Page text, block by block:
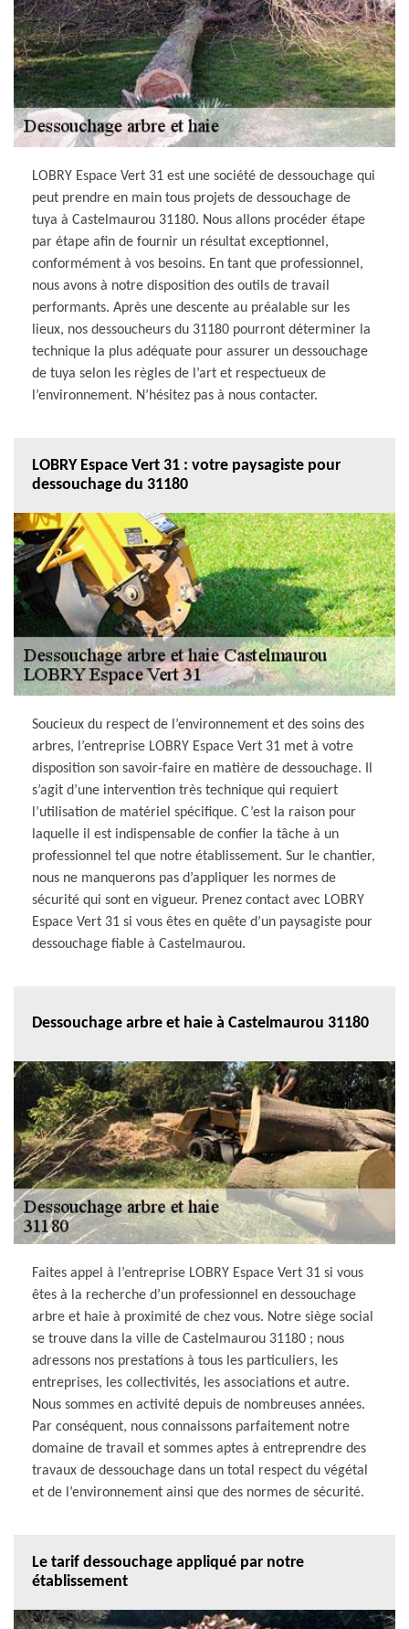
LOBRY Espace Vert 31 est une société de dessouchage qui
peut prendre en main tous projets de dessouchage de
tuya à Castelmaurou 31180. Nous allons procéder étape
par étape afin de fournir un résultat exceptionnel,
conformément à vos besoins. En tant que professionnel,
nous avons à notre disposition des outils de travail
performants. Après une descente au préalable sur les
lieux, nos dessoucheurs du 31180 pourront déterminer la
technique la plus adéquate pour assurer un dessouchage
de tuya selon les règles de l’art et respectueux de
l’environnement. N’hésitez pas à nous contacter.
LOBRY Espace Vert 31 : votre paysagiste pour
dessouchage du 31180
Soucieux du respect de l’environnement et des soins des
arbres, l’entreprise LOBRY Espace Vert 31 met à votre
disposition son savoir-faire en matière de dessouchage. Il
s’agit d’une intervention très technique qui requiert
l’utilisation de matériel spécifique. C’est la raison pour
laquelle il est indispensable de confier la tâche à un
professionnel tel que notre établissement. Sur le chantier,
nous ne manquerons pas d’appliquer les normes de
sécurité qui sont en vigueur. Prenez contact avec LOBRY
Espace Vert 31 si vous êtes en quête d’un paysagiste pour
dessouchage fiable à Castelmaurou.
Dessouchage arbre et haie à Castelmaurou 31180
Faites appel à l’entreprise LOBRY Espace Vert 31 si vous
êtes à la recherche d’un professionnel en dessouchage
arbre et haie à proximité de chez vous. Notre siège social
se trouve dans la ville de Castelmaurou 31180 ; nous
adressons nos prestations à tous les particuliers, les
entreprises, les collectivités, les associations et autre.
Nous sommes en activité depuis de nombreuses années.
Par conséquent, nous connaissons parfaitement notre
domaine de travail et sommes aptes à entreprendre des
travaux de dessouchage dans un total respect du végétal
et de l’environnement ainsi que des normes de sécurité.
Le tarif dessouchage appliqué par notre
établissement